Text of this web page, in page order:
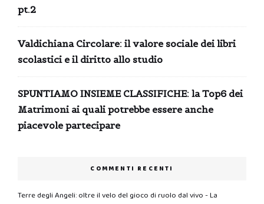
pt.2
Valdichiana Circolare: il valore sociale dei libri
scolastici e il diritto allo studio
SPUNTIAMO INSIEME CLASSIFICHE: la Top6 dei
Matrimoni ai quali potrebbe essere anche
piacevole partecipare
COMMENTI RECENTI
Terre degli Angeli: oltre il velo del gioco di ruolo dal vivo - La